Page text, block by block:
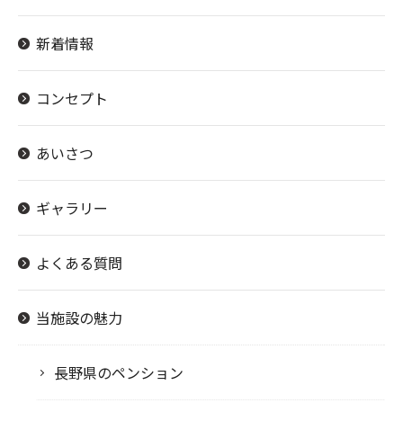
新着情報
コンセプト
あいさつ
ギャラリー
よくある質問
当施設の魅力
長野県のペンション